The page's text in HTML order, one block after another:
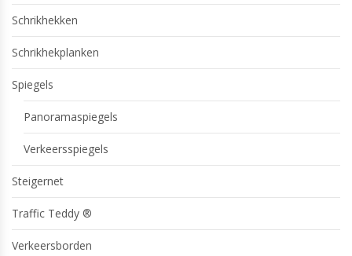
Schrikhekken
Schrikhekplanken
Spiegels
Panoramaspiegels
Verkeersspiegels
Steigernet
Traffic Teddy ®
Verkeersborden